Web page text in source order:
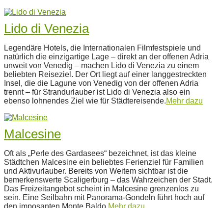
Lido di Venezia
11-
28
Legendäre Hotels, die Internationalen Filmfestspiele und
natürlich die einzigartige Lage – direkt an der offenen Adria
unweit von Venedig – machen Lido di Venezia zu einem
beliebten Reiseziel. Der Ort liegt auf einer langgestreckten
Insel, die die Lagune von Venedig von der offenen Adria
trennt – für Strandurlauber ist Lido di Venezia also ein
ebenso lohnendes Ziel wie für Städtereisende.Mehr dazu
Malcesine
11-
28
Oft als „Perle des Gardasees“ bezeichnet, ist das kleine
Städtchen Malcesine ein beliebtes Ferienziel für Familien
und Aktivurlauber. Bereits von Weitem sichtbar ist die
bemerkenswerte Scaligerburg – das Wahrzeichen der Stadt.
Das Freizeitangebot scheint in Malcesine grenzenlos zu
sein. Eine Seilbahn mit Panorama-Gondeln führt hoch auf
den imposanten Monte Baldo.Mehr dazu